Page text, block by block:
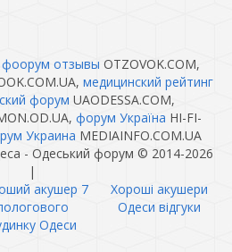
фоорум отзывы OTZOVOK.COM,
медицинский рейтинг
форум UAODESSA.COM,
форум Україна HI-FI-
Украина MEDIAINFO.COM.UA
- Одеський форум © 2014-2026
|
акушер 7
Одеси
Хороші акушери
Одеси відгуки